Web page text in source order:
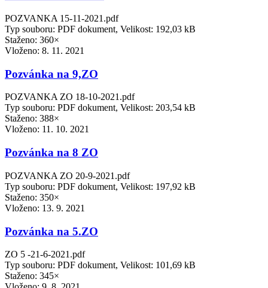
POZVANKA 15-11-2021.pdf
Typ souboru: PDF dokument, Velikost: 192,03 kB
Staženo: 360×
Vloženo: 8. 11. 2021
Pozvánka na 9,ZO
POZVANKA ZO 18-10-2021.pdf
Typ souboru: PDF dokument, Velikost: 203,54 kB
Staženo: 388×
Vloženo: 11. 10. 2021
Pozvánka na 8 ZO
POZVANKA ZO 20-9-2021.pdf
Typ souboru: PDF dokument, Velikost: 197,92 kB
Staženo: 350×
Vloženo: 13. 9. 2021
Pozvánka na 5.ZO
ZO 5 -21-6-2021.pdf
Typ souboru: PDF dokument, Velikost: 101,69 kB
Staženo: 345×